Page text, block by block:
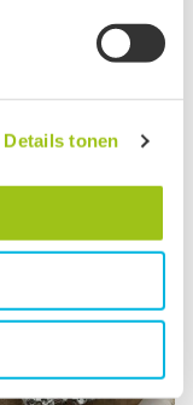
Details tonen
165 gram